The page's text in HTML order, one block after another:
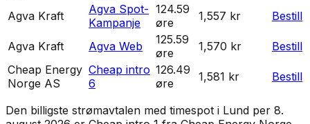
Agva Kraft
Agva Spot-
Kampanje
124.59
øre
1,557 kr Bestill
Agva Kraft Agva Web
125.59
øre
1,570 kr
Bestill
Cheap Energy
Norge AS
Cheap intro
6
126.49
øre
1,581 kr Bestill
Den billigste strømavtalen med timespot i Lund per 8.